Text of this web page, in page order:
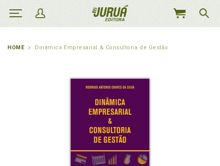
MEU
HOME Dinâmica Empresarial & Consultoria de Gestão